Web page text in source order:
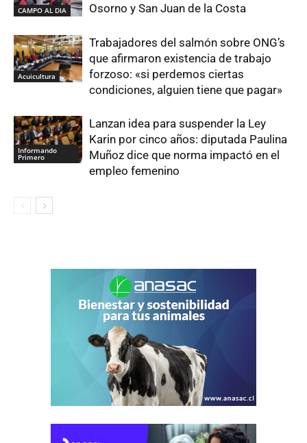
CAMPO AL DIA
Osorno y San Juan de la Costa
Acuicultura
Trabajadores del salmón sobre ONG’s
que afirmaron existencia de trabajo
forzoso: «si perdemos ciertas
condiciones, alguien tiene que pagar»
Informando
Primero
Lanzan idea para suspender la Ley
Karin por cinco años: diputada Paulina
Muñoz dice que norma impactó en el
empleo femenino